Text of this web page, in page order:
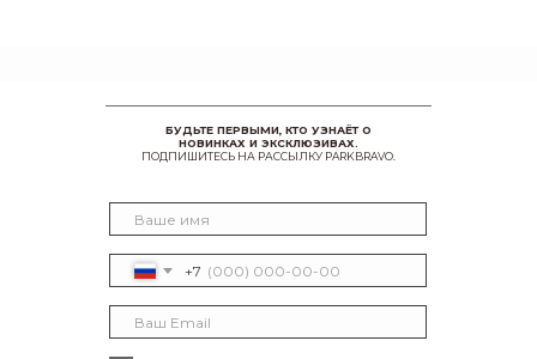
+7
БУДЬТЕ ПЕРВЫМИ, КТО УЗНАЁТ О
НОВИНКАХ И ЭКСКЛЮЗИВАХ.
ПОДПИШИТЕСЬ НА РАССЫЛКУ PARKBRAVO.